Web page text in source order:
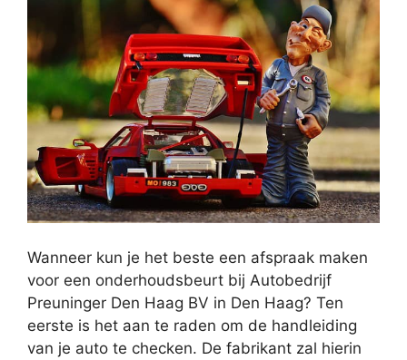
Wanneer kun je het beste een afspraak maken
voor een onderhoudsbeurt bij Autobedrijf
Preuninger Den Haag BV in Den Haag? Ten
eerste is het aan te raden om de handleiding
van je auto te checken. De fabrikant zal hierin